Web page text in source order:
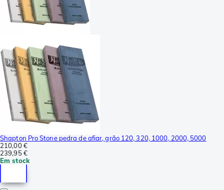
Shapton Pro Stone pedra de afiar, grão 120, 320, 1000, 2000, 5000
210,00 €
239,95 €
Em stock